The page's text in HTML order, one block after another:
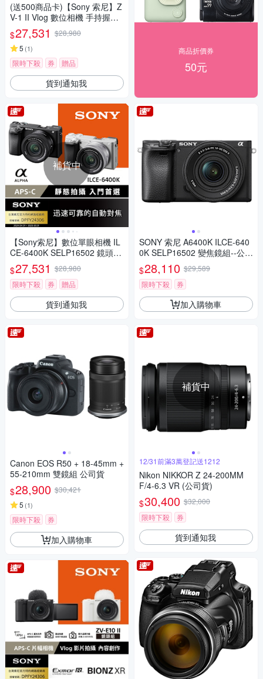
(送500商品卡)【Sony 索尼】Z
V-1 II Vlog 數位相機 手持握把
組合 (公司貨 保固18+6個月)
$27,531 $28,980
5 (1)
限時下殺 券 贈品
貨到通知我
補貨中
【Sony索尼】數位單眼相機 IL
CE-6400K SELP16502 鏡頭組
(公司貨 保固18+6個月)
$27,531 $28,980
限時下殺
券 贈品
貨到通知我
Canon EOS R50 + 18-45mm +
55-210mm 雙鏡組 公司貨
$28,900 $30,421
5 (1)
限時下殺 券
加入購物車
商品折價券
50元
SONY 索尼 A6400K ILCE-640
0K SELP16502 變焦鏡組--公司
貨
$28,110 $29,589
限時下殺
券
加入購物車
補貨中
12/31前滿3萬登記送1212
Nikon NIKKOR Z 24-200MM
F/4-6.3 VR (公司貨)
$30,400 $32,000
限時下殺
券
貨到通知我